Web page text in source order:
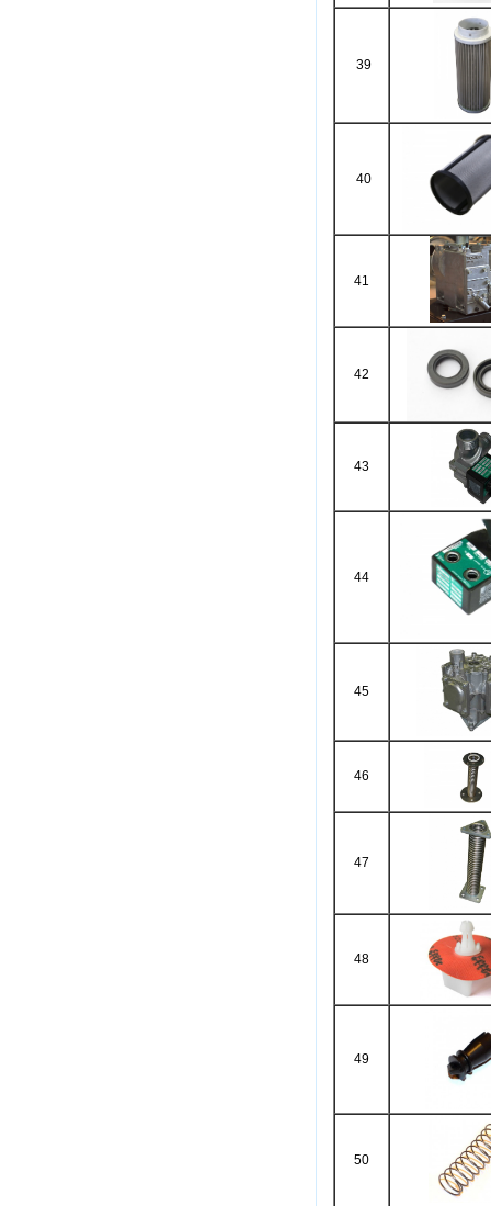
39
40
41
42
43
44
45
46
47
48
49
50